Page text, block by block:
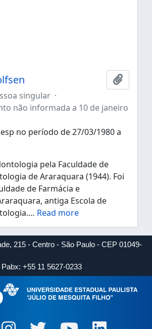
singular ·
não informada a 10 de janeiro
no período de 27/03/1980 a
pela Faculdade de
de Araraquara (1944). Foi
de Farmácia e
antiga Escola de
… Read more
215 - Centro - São Paulo - CEP 01049-
Pabx: +55 11 5627-0233